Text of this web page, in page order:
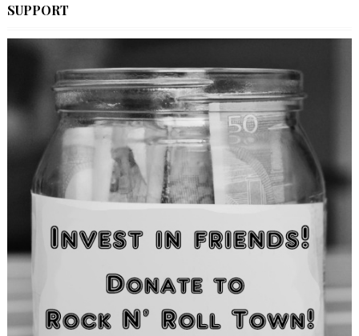
SUPPORT